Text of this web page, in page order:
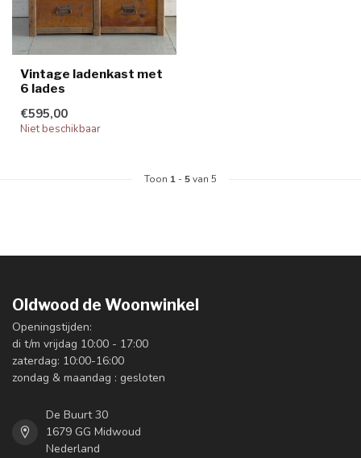
Vintage ladenkast met
6 lades
€595,00
Niet beschikbaar
Toon 1 -5van 5
Oldwood de Woonwinkel
Openingstijden:
di t/m vrijdag 10:00 - 17:00
zaterdag: 10:00-16:00
zondag & maandag : gesloten
De Buurt 30
1679 GG Midwoud
Nederland